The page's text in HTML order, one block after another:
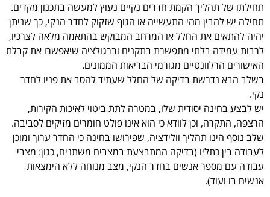
תחילתו של תהליך הקמת חדרים נקיים נעוץ למעשה בתכנון מקדים.
תחילה יש להבין מהי התעשייה או הגוף שזקוק לחדר הנקי, כך שניתן
יהיה להתאים את החלל או המרחב המבוקש בהתאמה מלאה לצרכיו,
לרבות עמידה בלתי מתפשרת בתקנים וברגולציה שיאפשרו את קבלת
האישורים הרלוונטיים מגורמי הבריאות הממונים.
בשלב הבא נדרשת בדיקה של החלל שעתיד להסב את פניו לחדר
נקי.
יש לבצע בחינה יסודית שלו, במטרה לתת ביטוי לאיכות הקירות,
הרצפה, התקרה, וכן לוודא כי הוא אינו פולט חומרים מזיקים לסביבה.
שלב נוסף הינו תהליך וולידציה, שפירושו בחינה כי החדר ערוך ומוכן
לעבודה בין כתליו (בדיקה המתבצעת במצבים משתנים, כגון: מצבי
עבודה עם מספר אנשים בחדר הנקי, מצב מנוחה ללא הימצאות
אנשים בו ועוד).